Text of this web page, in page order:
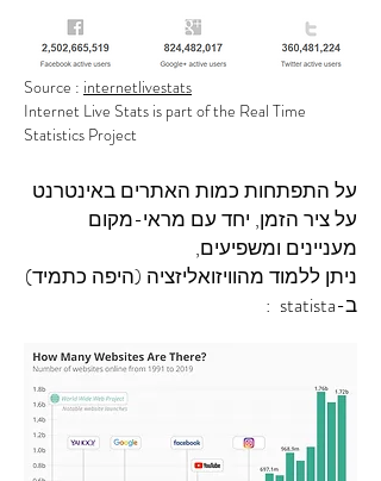
Source : internetlivestats
Internet Live Stats is part of the Real Time
Statistics Project
על התפתחות כמות האתרים באינטרנט
על ציר הזמן, יחד עם מראי-מקום
מעניינים ומשפיעים,
ניתן ללמוד מהוויזואליזציה (היפה כתמיד)
ב-statista :